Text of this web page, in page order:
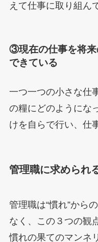
えて仕事に取り組ん
③現在の仕事を将来
できている
一つ一つの小さな仕
の糧にどのようにな
けを自らで行い、仕
管理職に求められ
管理職は“慣れ”から
なく、この３つの観
慣れの果てのマンネ